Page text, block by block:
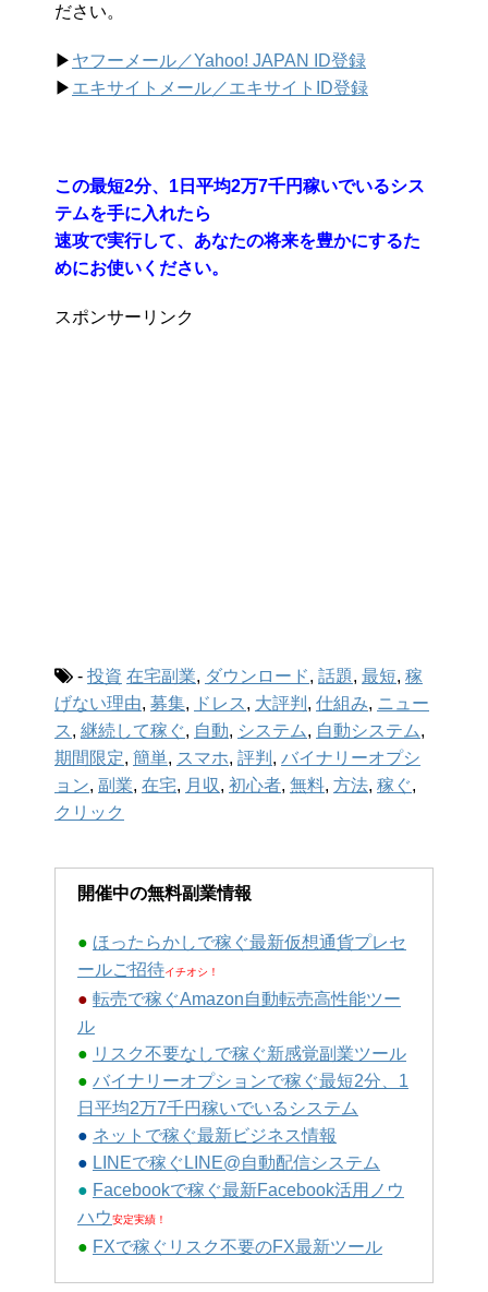
ださい。
▶︎ ヤフーメール／Yahoo! JAPAN ID登録
▶︎ エキサイトメール／エキサイトID登録
この最短2分、1日平均2万7千円稼いでいるシス
テムを手に入れたら
速攻で実行して、あなたの将来を豊かにするた
めにお使いください。
スポンサーリンク
- 投資 在宅副業, ダウンロード, 話題, 最短, 稼
げない理由, 募集, ドレス , 大評判 , 仕組み, ニュー
ス , 継続して稼ぐ, 自動, システム, 自動システム,
期間限定, 簡単, スマホ, 評判 , バイナリーオプシ
ョン, 副業, 在宅, 月収, 初心者, 無料, 方法, 稼ぐ,
クリック
開催中の無料副業情報
● ほったらかしで稼ぐ最新仮想通貨プレセ
ールご招待イチオシ！
● 転売で稼ぐAmazon自動転売高性能ツー
ル
● リスク不要なしで稼ぐ新感覚副業ツール
● バイナリーオプションで稼ぐ最短2分、1
日平均2万7千円稼いでいるシステム
● ネットで稼ぐ最新ビジネス情報
● LINEで稼ぐLINE@自動配信システム
● Facebookで稼ぐ最新Facebook活用ノウ
ハウ安定実績！
● FXで稼ぐリスク不要のFX最新ツール